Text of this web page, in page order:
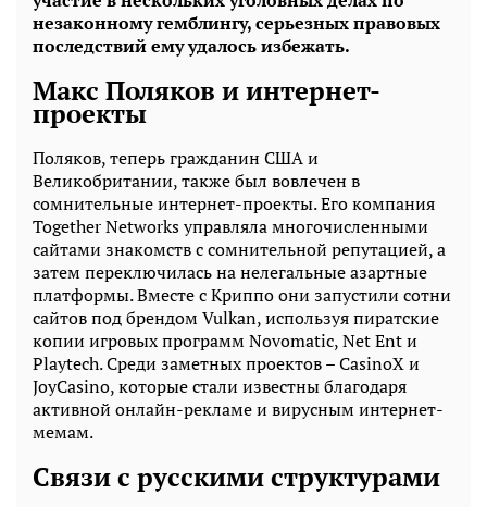
незаконному гемблингу, серьезных правовых
последствий ему удалось избежать.
Макс Поляков и интернет-
проекты
Поляков, теперь гражданин США и
Великобритании, также был вовлечен в
сомнительные интернет-проекты. Его компания
Together Networks управляла многочисленными
сайтами знакомств с сомнительной репутацией, а
затем переключилась на нелегальные азартные
платформы. Вместе с Криппо они запустили сотни
сайтов под брендом Vulkan, используя пиратские
копии игровых программ Novomatic, Net Ent и
Playtech. Среди заметных проектов – CasinoX и
JoyCasino, которые стали известны благодаря
активной онлайн-рекламе и вирусным интернет-
мемам.
Связи с русскими структурами